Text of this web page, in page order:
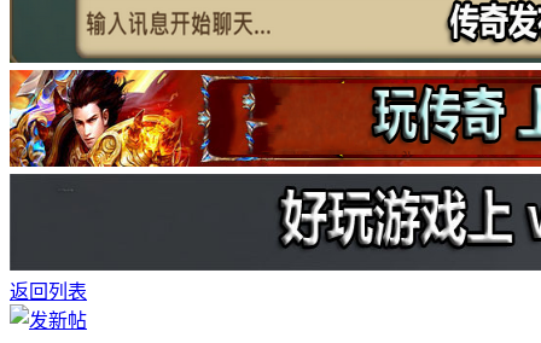
返回列表